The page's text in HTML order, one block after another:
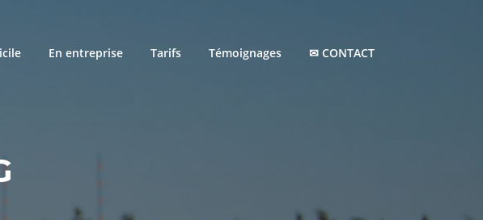
En entreprise Tarifs Témoignages ✉ CONTACT